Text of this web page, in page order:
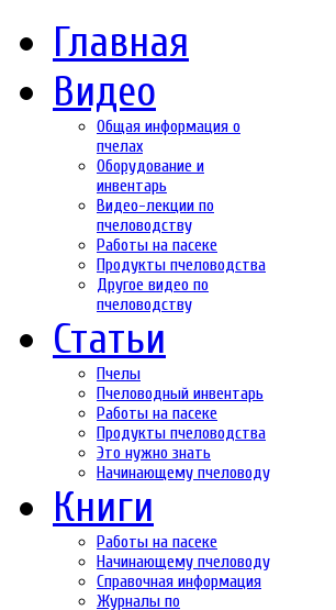
Главная
Видео
Общая информация о
пчелах
Оборудование и
инвентарь
Видео-лекции по
пчеловодству
Работы на пасеке
Продукты пчеловодства
Другое видео по
пчеловодству
Статьи
Пчелы
Пчеловодный инвентарь
Работы на пасеке
Продукты пчеловодства
Это нужно знать
Начинающему пчеловоду
Книги
Работы на пасеке
Начинающему пчеловоду
Справочная информация
Журналы по